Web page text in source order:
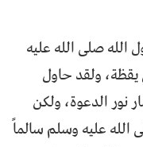
الله صلى الله عليه
يقظة، ولقد حاول
نور الدعوة، ولكن
عليه وسلم سالماً